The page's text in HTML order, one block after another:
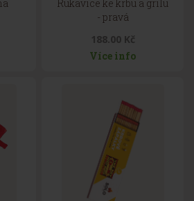
Rukavice ke krbu a grilu
- pravá
188.00 Kč
Více info